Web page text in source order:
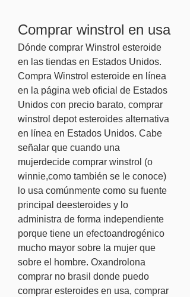
Comprar winstrol en usa
Dónde comprar Winstrol esteroide
en las tiendas en Estados Unidos.
Compra Winstrol esteroide en línea
en la página web oficial de Estados
Unidos con precio barato, comprar
winstrol depot esteroides alternativa
en línea en Estados Unidos. Cabe
señalar que cuando una
mujerdecide comprar winstrol (o
winnie,como también se le conoce)
lo usa comúnmente como su fuente
principal deesteroides y lo
administra de forma independiente
porque tiene un efectoandrogénico
mucho mayor sobre la mujer que
sobre el hombre. Oxandrolona
comprar no brasil donde puedo
comprar esteroides en usa, comprar